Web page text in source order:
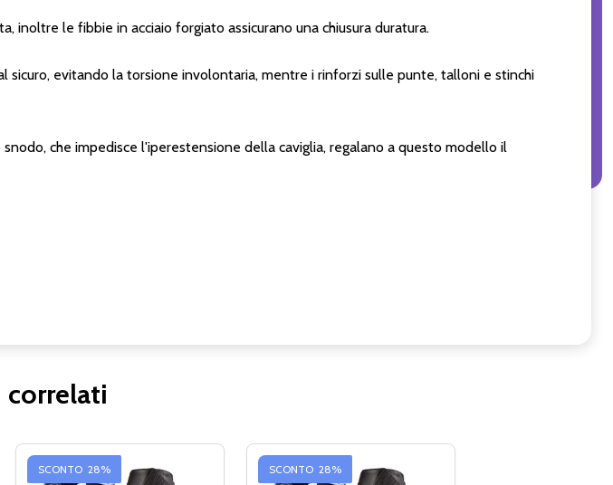
le fibbie in acciaio forgiato assicurano una chiusura duratura.
evitando la torsione involontaria, mentre i rinforzi sulle punte, talloni e stinchi
che impedisce l'iperestensione della caviglia, regalano a questo modello il
SCONTO 28% SCONTO 28%